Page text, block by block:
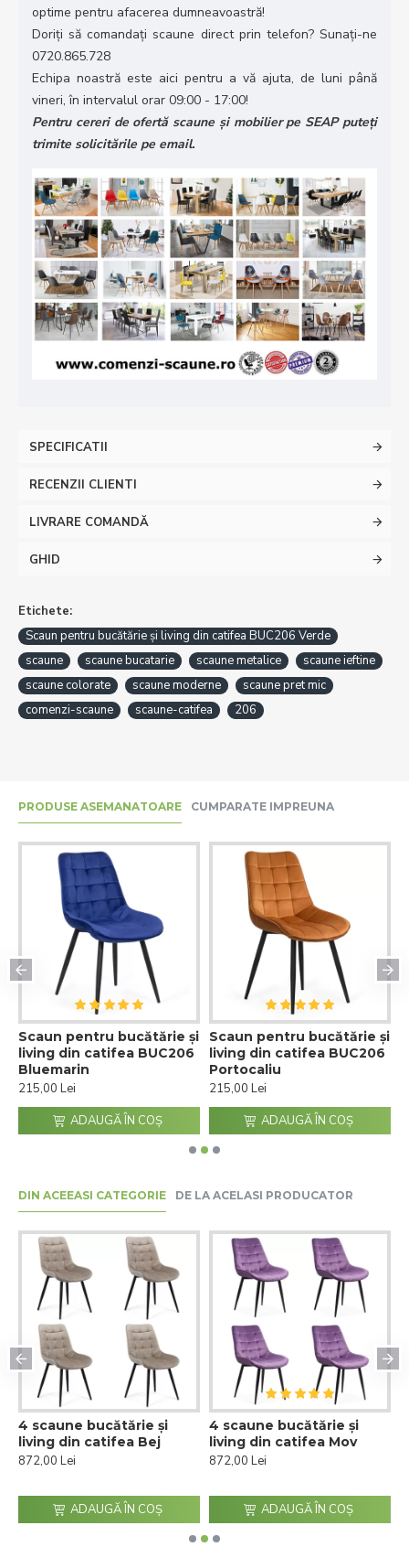
optime pentru afacerea dumneavoastră!
Doriți să comandați scaune direct prin telefon? Sunați-ne
0720.865.728
Echipa noastră este aici pentru a vă ajuta, de luni până
vineri, în intervalul orar 09:00 - 17:00!
Pentru cereri de ofertă scaune și mobilier pe SEAP puteți
trimite solicitările pe email.
SPECIFICATII
RECENZII CLIENTI
LIVRARE COMANDĂ
GHID
Etichete:
Scaun pentru bucătărie și living din catifea BUC206 Verde
scaune
scaune bucatarie scaune metalice
scaune ieftine
scaune colorate
scaune moderne
scaune pret mic
comenzi-scaune
scaune-catifea 206
PRODUSE ASEMANATOARE CUMPARATE IMPREUNA
Scaun pentru bucătărie și
living din catifea BUC206
Bluemarin
215,00 Lei
ADAUGĂ ÎN COŞ
Scaun pentru bucătărie și
living din catifea BUC206
Portocaliu
215,00 Lei
ADAUGĂ ÎN COŞ
DIN ACEEASI CATEGORIE DE LA ACELASI PRODUCATOR
4 scaune bucătărie și
living din catifea Bej
872,00 Lei
ADAUGĂ ÎN COŞ
4 scaune bucătărie și
living din catifea Mov
872,00 Lei
ADAUGĂ ÎN COŞ